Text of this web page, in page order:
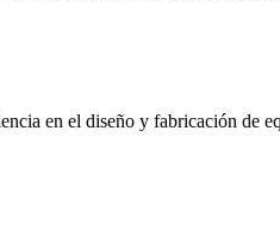
en el diseño y fabricación de